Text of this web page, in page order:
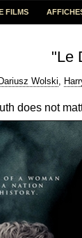
FILMS
"Le
Dariusz Wolski,
does not